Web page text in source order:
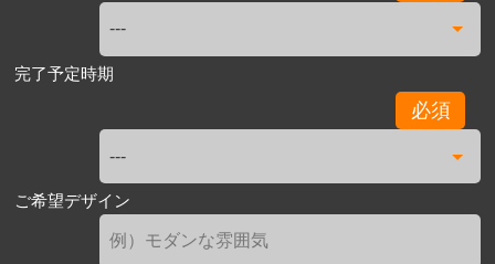
完了予定時期
必須
ご希望デザイン